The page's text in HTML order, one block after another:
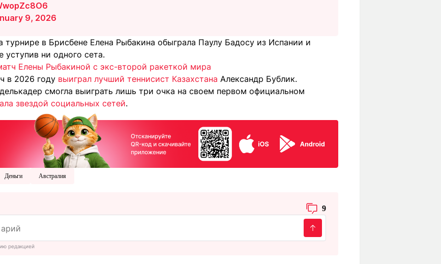
9, 2026
турнире в Брисбене Елена Рыбакина обыграла Паулу Бадосу из Испании и
ни одного сета.
Елены Рыбакиной с экс-второй ракеткой мира
в 2026 году выиграл лучший теннисист Казахстана Александр Бублик.
смогла выиграть лишь три очка на своем первом официальном
звездой социальных сетей.
Деньги Австралия
9
редакцией